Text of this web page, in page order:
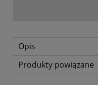
Opis
Produkty powiązane